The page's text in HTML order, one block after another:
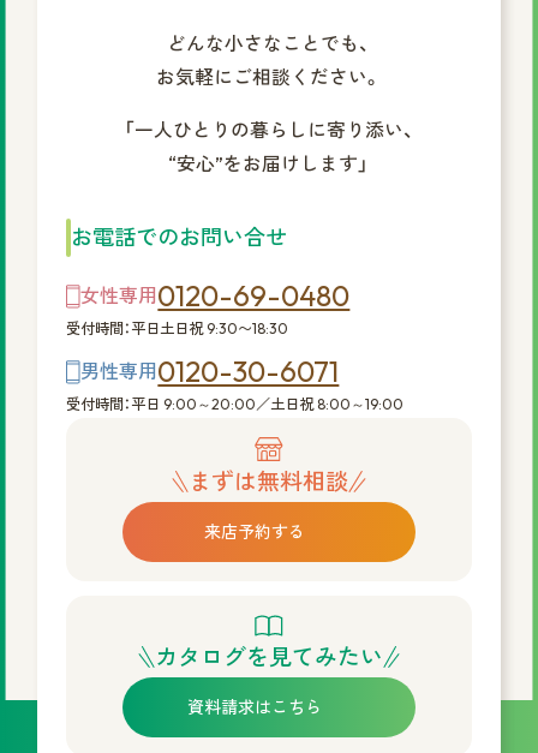
どんな小さなことでも、
お気軽にご相談ください。
「一人ひとりの暮らしに寄り添い、
“安心”をお届けします」
お電話でのお問い合せ
女性専用0120-69-0480
受付時間：平日土日祝 9:30〜18:30
男性専用0120-30-6071
受付時間：平日 9:00～20:00／土日祝 8:00～19:00
まずは無料相談
来店予約する
カタログを見てみたい
資料請求はこちら